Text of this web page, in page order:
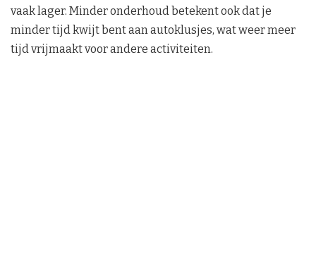
vaak lager. Minder onderhoud betekent ook dat je
minder tijd kwijt bent aan autoklusjes, wat weer meer
tijd vrijmaakt voor andere activiteiten.